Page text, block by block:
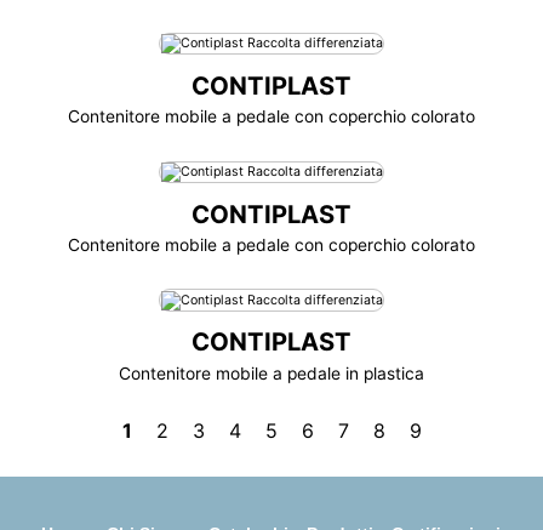
CONTIPLAST
Contenitore mobile a pedale con coperchio colorato
CONTIPLAST
Contenitore mobile a pedale con coperchio colorato
CONTIPLAST
Contenitore mobile a pedale in plastica
1 2 3 4 5 6 7 8 9